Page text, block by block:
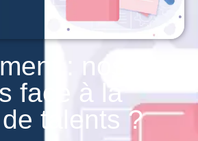
: nos
face à la
talents ?